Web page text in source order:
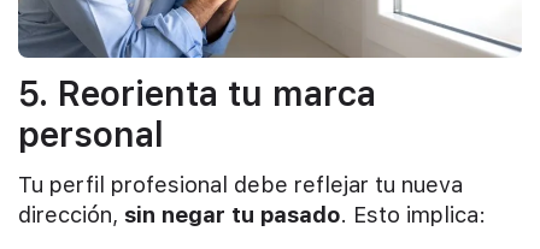
5. Reorienta tu marca
personal
Tu perfil profesional debe reflejar tu nueva
dirección, sin negar tu pasado. Esto implica: